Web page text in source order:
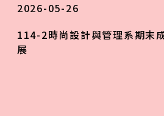
2026-05-26
114-2時尚設計與管理系期末
展